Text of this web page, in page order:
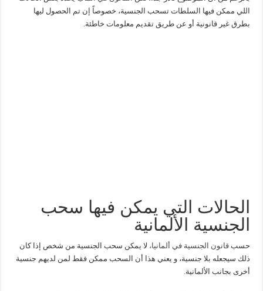
اللي ممكن فيها السلطات تسحب الجنسية، خصوصاً إن تم الحصول ليها
بطرق غير قانونية أو عن طريق تقديم معلومات خاطئة.
الحالات التي يمكن فيها سحب
الجنسية الألمانية
حسب قانون الجنسية في ألمانيا، لا يمكن سحب الجنسية من شخص إذا كان
ذلك سيجعله بلا جنسية، و يعني هذا أن السحب ممكن فقط لمن لديهم جنسية
أخرى بجانب الألمانية.